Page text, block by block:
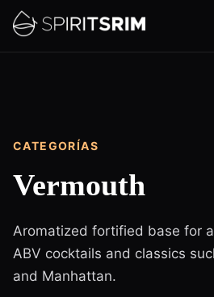
CATEGORÍAS
Vermouth
Aromatized fortified base for
ABV cocktails and classics
and Manhattan.